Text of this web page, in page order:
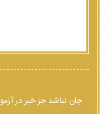
جان نباشد جز خبر در